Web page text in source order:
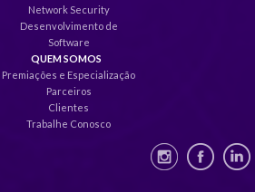
Network Security
Desenvolvimento de
Software
QUEM SOMOS
Premiações e Especialização
Parceiros
Clientes
Trabalhe Conosco